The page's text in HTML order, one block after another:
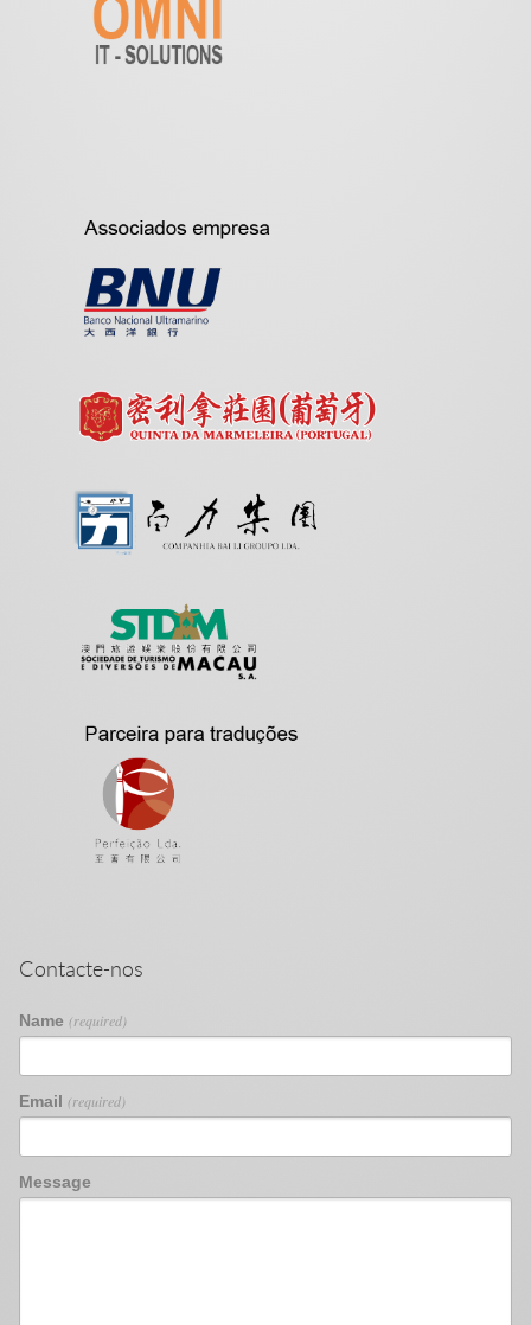
Contacte-nos
Name (required)
Email (required)
Message